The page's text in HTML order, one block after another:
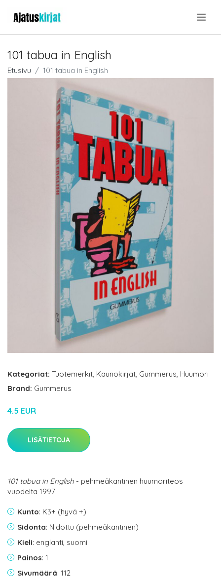
101 tabua in English
Etusivu 101 tabua in English
Kategoriat: Tuotemerkit, Kaunokirjat, Gummerus, Huumori
Brand: Gummerus
4.5 EUR
LISÄTIETOJA
101 tabua in English - pehmeäkantinen huumoriteos
vuodelta 1997
Kunto: K3+ (hyvä +)
Sidonta: Nidottu (pehmeäkantinen)
Kieli: englanti, suomi
Painos: 1
Sivumäärä: 112